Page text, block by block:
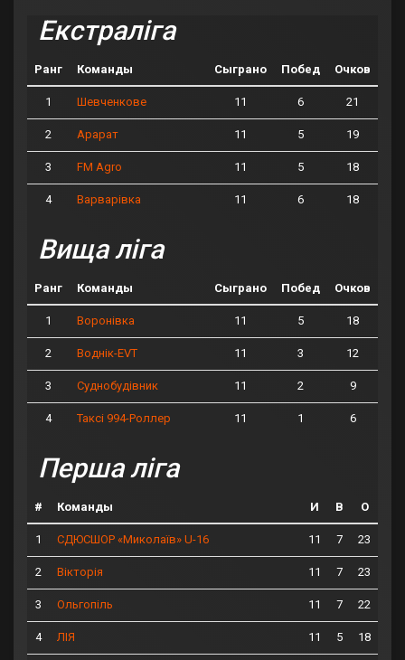
Екстраліга
Ранг Команды Сыграно Побед Очков
1 Шевченкове 11 6 21
2 Арарат 11 5 19
3 FM Agro 11 5 18
4 Варварівка 11 6 18
Вища ліга
Ранг Команды Сыграно Побед Очков
1 Воронівка 11 5 18
2 Воднік-EVT 11 3 12
3 Суднобудівник 11 2 9
4 Таксі 994-Роллер 11 1 6
Перша ліга
# Команды И В О
1 СДЮСШОР «Миколаїв» U-16 11 7 23
2 Вікторія 11 7 23
3 Ольгопіль 11 7 22
4 ЛІЯ 11 5 18